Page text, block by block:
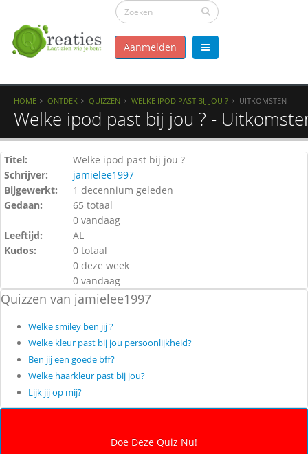
Aanmelden
HOME ONTDEK QUIZZEN WELKE IPOD PAST BIJ JOU ? UITKOMSTEN
Welke ipod past bij jou ? -
Titel:
Welke ipod past bij jou ?
Schrijver:
jamielee1997
Bijgewerkt:
1 decennium geleden
Gedaan:
65 totaal
0 vandaag
Leeftijd:
AL
Kudos:
0 totaal
0 deze week
0 vandaag
Quizzen van jamielee1997
Welke smiley ben jij ?
Welke kleur past bij jou persoonlijkheid?
Ben jij een goede bff?
Welke haarkleur past bij jou?
Lijk jij op mij?